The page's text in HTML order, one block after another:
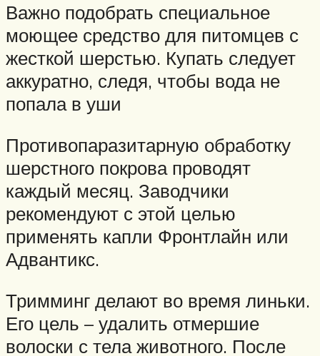
Важно подобрать специальное
моющее средство для питомцев с
жесткой шерстью. Купать следует
аккуратно, следя, чтобы вода не
попала в уши
Противопаразитарную обработку
шерстного покрова проводят
каждый месяц. Заводчики
рекомендуют с этой целью
применять капли Фронтлайн или
Адвантикс.
Тримминг делают во время линьки.
Его цель – удалить отмершие
волоски с тела животного. После